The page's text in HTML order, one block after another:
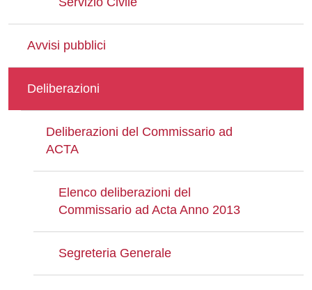
Avvisi pubblici
Deliberazioni
Deliberazioni del Commissario ad
ACTA
Elenco deliberazioni del
Commissario ad Acta Anno 2013
Segreteria Generale